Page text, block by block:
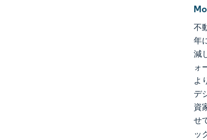
不
年
減
ォ
よ
デ
資
せ
ッ